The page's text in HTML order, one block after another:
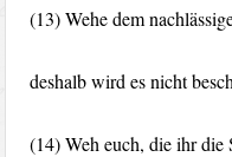
(13) Wehe dem
deshalb wird es nicht
(14) Weh euch, die ihr die